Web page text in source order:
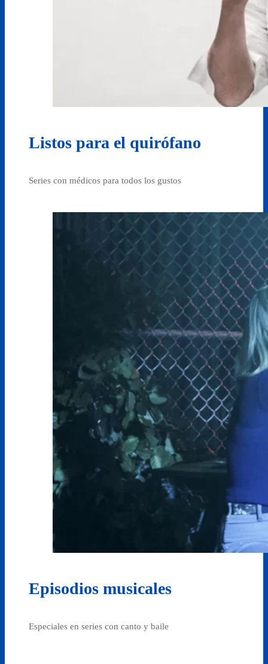
Listos para el quirófano
Series con médicos para todos los gustos
Episodios musicales
Especiales en series con canto y baile